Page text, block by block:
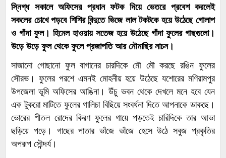
স্নিগ্ধ সকালে অফিসের প্রধান ফটক দিয়ে ভেতরে প্রবেশ করলেই
সকলের চোখে পড়বে শিশির বিন্দুতে ভিজে লাল টকটকে হয়ে উঠেছে গোলাপ
ও গাঁদা ফুল। হিমেল হাওয়ায় সতেজ হয়ে উঠেছে গাঁদা ফুলের গাছগুলো।
উড়ে উড়ে ফুল থেকে ফুলে প্রজাপতি আর মৌমাছির নাচন।
সাজানো গোছানো ফুল বাগানের চারদিকে মৌ মৌ করছে রঙিন ফুলের
সৌরভ। ফুলের পরশে এমনই মোহনীয় হয়ে উঠেছে যশোরের মণিরামপুর
উপজেলা ভূমি অফিসের আঙিনা। উঁচু ভবন থেকে দেখলে মনে হবে যেন
এক টুকরো মাটিতে ফুলের গালিচা বিছিয়ে সংবর্ধনা দিতে আপনাকে ডাকছে।
ভোরের শীতল রোদের কিরণ ফুলের গায়ে পড়তেই চারিদিকে তার আভা
ছড়িয়ে পড়ে। গাছের পাতার ভাঁজে ভাঁজে হেসে উঠে সবুজ প্রকৃতির
অপরূপ সৌন্দর্য।